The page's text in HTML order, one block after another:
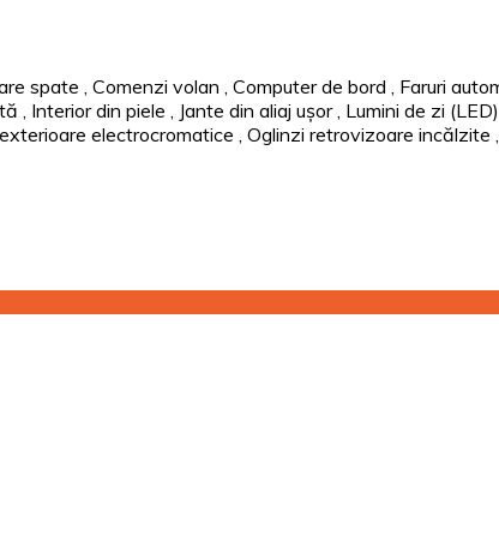
spate Comenzi volan Computer de bord Faruri
Interior din piele Jante din aliaj ușor Lumini de zi (LED)
electrocromatice Oglinzi retrovizoare incălzite